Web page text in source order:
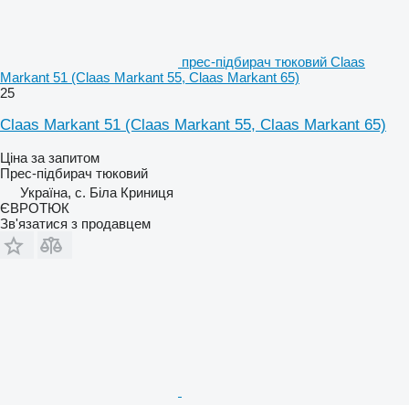
прес-підбирач тюковий Claas
Markant 51 (Claas Markant 55, Claas Markant 65)
25
Claas Markant 51 (Claas Markant 55, Claas Markant 65)
Ціна за запитом
Прес-підбирач тюковий
Україна, с. Біла Криниця
ЄВРОТЮК
Зв'язатися з продавцем